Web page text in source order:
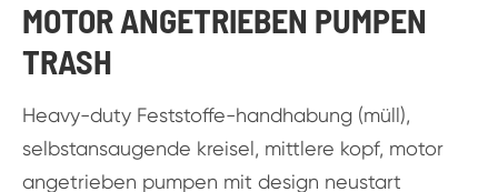
MOTOR ANGETRIEBEN PUMPEN
TRASH
Heavy-duty Feststoffe-handhabung (müll),
selbstansaugende kreisel, mittlere kopf, motor
angetrieben pumpen mit design neustart